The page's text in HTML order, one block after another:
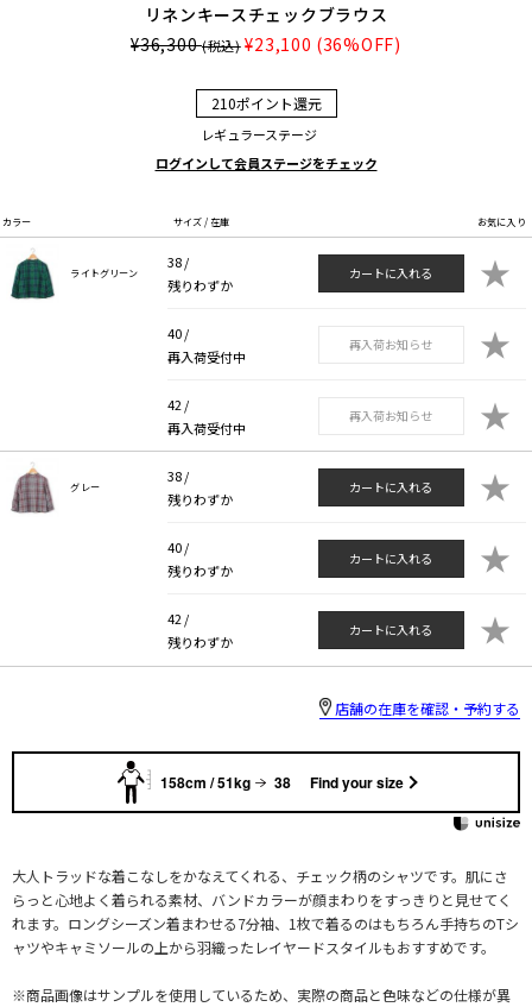
リネンキースチェックブラウス
¥36,300(税込) ¥23,100 (36%OFF)
210ポイント還元
レギュラーステージ
ログインして会員ステージをチェック
カラー サイズ / 在庫 お気に入り
ライトグリーン
38 /
残りわずか
カートに入れる ★
40 /
再入荷受付中
再入荷お知らせ ★
42 /
再入荷受付中
再入荷お知らせ ★
グレー
38 /
残りわずか
カートに入れる ★
40 /
残りわずか
カートに入れる ★
42 /
残りわずか
カートに入れる ★
店舗の在庫を確認・予約する
158cm / 51kg 38 Find your size
大人トラッドな着こなしをかなえてくれる、チェック柄のシャツです。肌にさ
らっと心地よく着られる素材、バンドカラーが顔まわりをすっきりと見せてく
れます。ロングシーズン着まわせる7分袖、1枚で着るのはもちろん手持ちのTシ
ャツやキャミソールの上から羽織ったレイヤードスタイルもおすすめです。
※商品画像はサンプルを使用しているため、実際の商品と色味などの仕様が異